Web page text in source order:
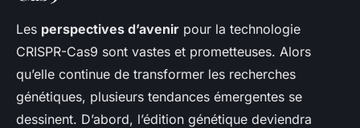
Les perspectives d’avenir pour la technologie
CRISPR-Cas9 sont vastes et prometteuses. Alors
qu’elle continue de transformer les recherches
génétiques, plusieurs tendances émergentes se
dessinent. D’abord, l’édition génétique deviendra